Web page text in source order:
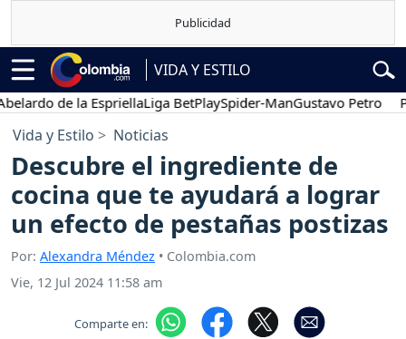
VIDA Y ESTILO
de la EspriellaLiga BetPlaySpider-ManGustavo Petro
Vida y Estilo Noticias
Descubre el ingrediente de
cocina que te ayudará a lograr
un efecto de pestañas postizas
Por: Alexandra Méndez • Colombia.com
Vie, 12 Jul 2024 11:58 am
Comparte en: